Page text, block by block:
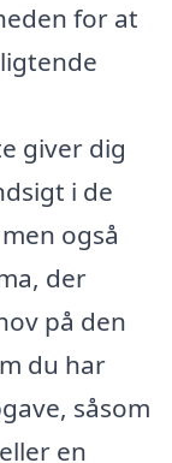
for at
giver dig
i de
også
der
på den
du har
såsom
en